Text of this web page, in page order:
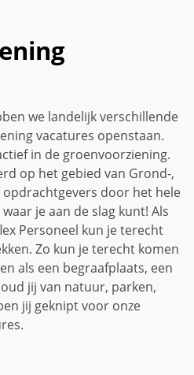
we landelijk verschillende
vacatures openstaan.
in de groenvoorziening.
op het gebied van Grond-,
door het hele
je aan de slag kunt! Als
Personeel kun je terecht
Zo kun je terecht komen
als een begraafplaats, een
jij van natuur, parken,
jij geknipt voor onze